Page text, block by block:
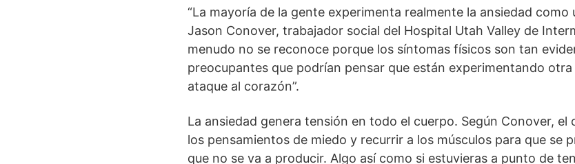
“La mayoría de la gente experimenta realmente la ansiedad como
Jason Conover, trabajador social del Hospital Utah Valley de
menudo no se reconoce porque los síntomas físicos son tan
preocupantes que podrían pensar que están experimentando
ataque al corazón”.
La ansiedad genera tensión en todo el cuerpo. Según Conover, el
los pensamientos de miedo y recurrir a los músculos para que se
que no se va a producir. Algo así como si estuvieras a punto de